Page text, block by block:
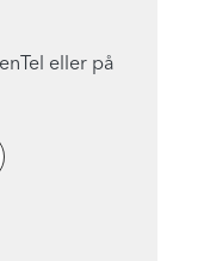
eller på